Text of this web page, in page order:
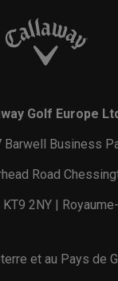
Golf Europe Ltd
Barwell Business
Road
2NY |
et au Pays de